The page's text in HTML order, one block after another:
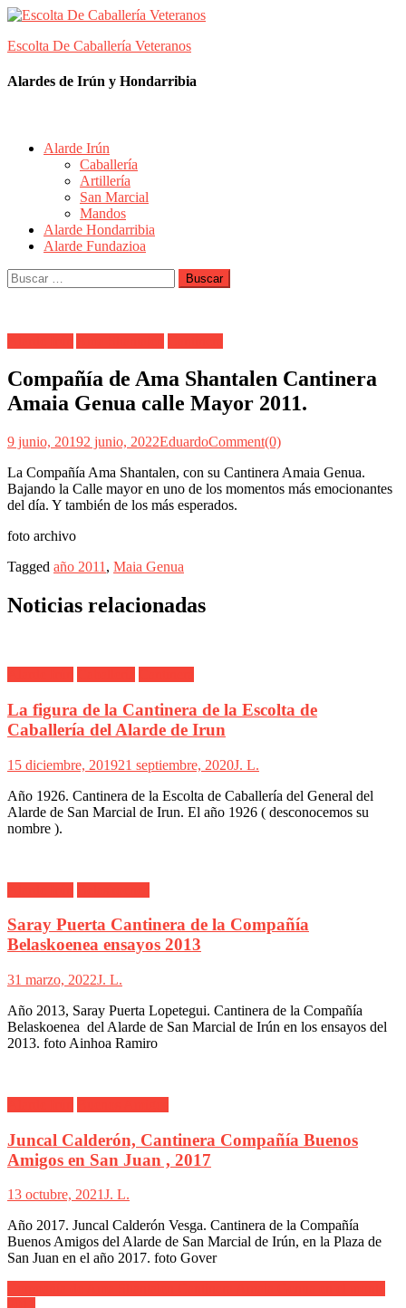
Skip
content
Escolta De Caballería Veteranos
Alardes de Irún y Hondarribia
Alarde Irún
Caballería
Artillería
San Marcial
Mandos
Alarde Hondarribia
Alarde Fundazioa
Buscar:
Compañía de Ama Shantalen Cantinera
Amaia Genua calle Mayor 2011.
9 junio, 20192 junio, 2022EduardoComment(0)
La Compañía Ama Shantalen, con su Cantinera Amaia Genua.
Bajando la Calle mayor en uno de los momentos más emocionantes
del día. Y también de los más esperados.
foto archivo
Tagged año 2011 , Maia Genua
Noticias relacionadas
La figura de la Cantinera de la Escolta de
Caballería del Alarde de Irun
15 diciembre, 201921 septiembre, 2020J. L.
Año 1926. Cantinera de la Escolta de Caballería del General del
Alarde de San Marcial de Irun. El año 1926 ( desconocemos su
nombre ).
Saray Puerta Cantinera de la Compañía
Belaskoenea ensayos 2013
31 marzo, 2022J. L.
Año 2013, Saray Puerta Lopetegui. Cantinera de la Compañía
Belaskoenea del Alarde de San Marcial de Irún en los ensayos del
2013. foto Ainhoa Ramiro
Juncal Calderón, Cantinera Compañía Buenos
Amigos en San Juan , 2017
13 octubre, 2021J. L.
Año 2017. Juncal Calderón Vesga. Cantinera de la Compañía
Buenos Amigos del Alarde de San Marcial de Irún, en la Plaza de
San Juan en el año 2017. foto Gover
Navegación